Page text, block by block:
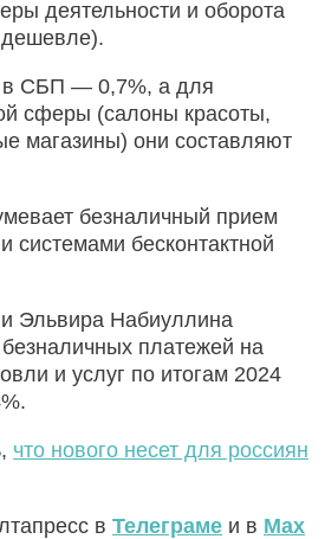
деятельности и оборота
СБП — 0,7%, а для
сферы (салоны красоты,
магазины) они составляют
безналичный прием
системами бесконтактной
Эльвира Набиуллина
платежей на
и услуг по итогам 2024
что нового несет для россиян
в Телеграме и в Max